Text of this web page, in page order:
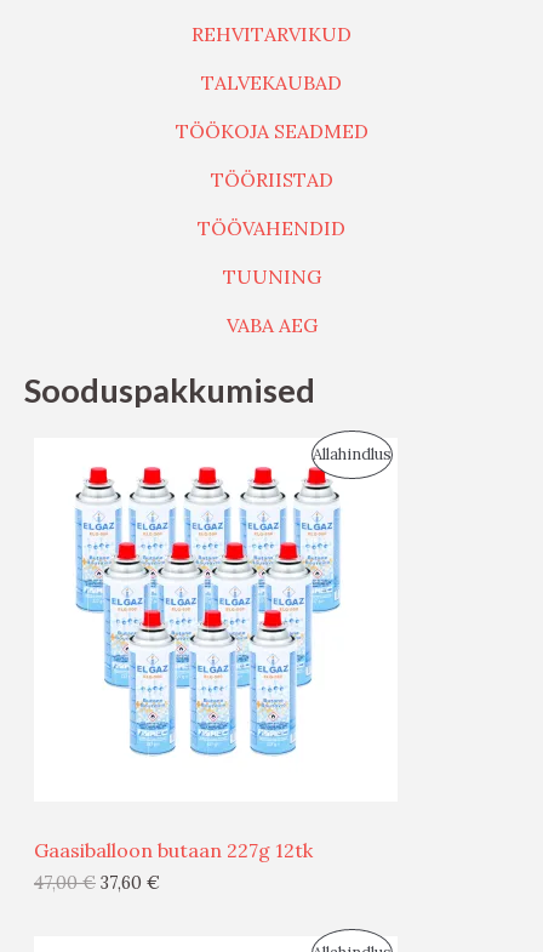
REHVITARVIKUD
TALVEKAUBAD
TÖÖKOJA SEADMED
TÖÖRIISTAD
TÖÖVAHENDID
TUUNING
VABA AEG
Sooduspakkumised
AllahindlusS
Gaasiballoon butaan 227g 12tk
47,00€ 37,60 €